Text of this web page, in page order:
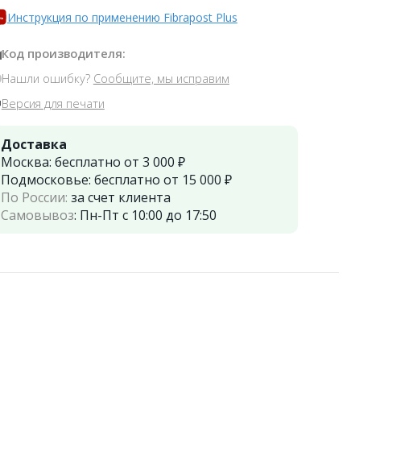
Инструкция по применению Fibrapost Plus
Код производителя:
Нашли ошибку? Сообщите, мы исправим
Версия для печати
Доставка
Москва: бесплатно от 3 000 ₽
Подмосковье: бесплатно от 15 000 ₽
По России: за счет клиента
Самовывоз: Пн-Пт с 10:00 до 17:50